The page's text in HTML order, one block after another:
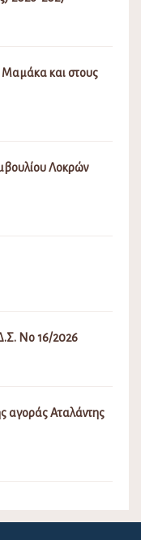
Μαμάκα και στους
Λοκρών
Νο 16/2026
αγοράς Αταλάντης